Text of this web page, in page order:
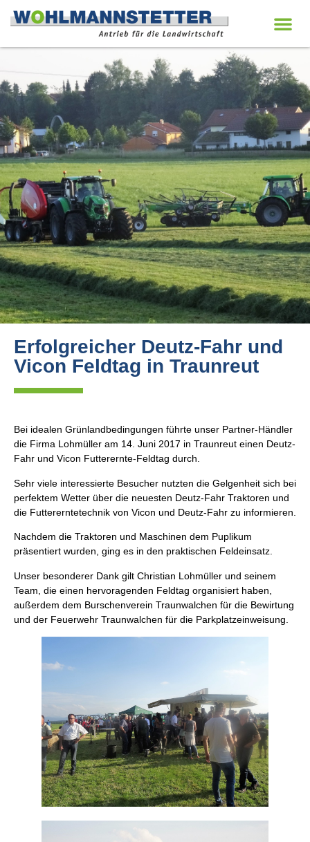
Erfolgreicher Deutz-Fahr und
Vicon Feldtag in Traunreut
Bei idealen Grünlandbedingungen führte unser Partner-Händler
die Firma Lohmüller am 14. Juni 2017 in Traunreut einen Deutz-
Fahr und Vicon Futterernte-Feldtag durch.
Sehr viele interessierte Besucher nutzten die Gelgenheit sich bei
perfektem Wetter über die neuesten Deutz-Fahr Traktoren und
die Futtererntetechnik von Vicon und Deutz-Fahr zu informieren.
Nachdem die Traktoren und Maschinen dem Puplikum
präsentiert wurden, ging es in den praktischen Feldeinsatz.
Unser besonderer Dank gilt Christian Lohmüller und seinem
Team, die einen hervoragenden Feldtag organisiert haben,
außerdem dem Burschenverein Traunwalchen für die Bewirtung
und der Feuerwehr Traunwalchen für die Parkplatzeinweisung.